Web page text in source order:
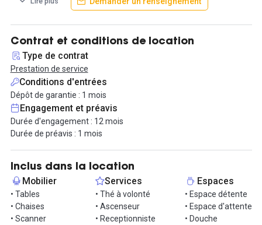
Les bureaux sont insonorisés, sécurisés, connectés et
Vous avez la possibilité de réserver en complément un rooftop ou
une salle loft réception pour vos événements ou temps forts
d’équipe.
Accessibilité :
- Ligne de bus 55 – arrêt "Centre de Tri Postal" à 250 m
- Rocades N124 et Arc-en-Ciel à proximité (sorties En Jacca,
Tournefeuille, La Crabe)
- places de parking + local vélos
Services additionnels :
- Accès à l’espace bien-être (soins à la carte)
- Locations possibles des lofts et du rooftop
Position géographique optimale entre les bassins d’activité de
Colomiers, Blagnac et Tournefeuille.
Contrat et conditions de location
Type de contrat
Prestation de service
Conditions d'entrées
Dépôt de garantie : 1 mois
Engagement et préavis
Durée d'engagement : 12 mois
Durée de préavis : 1 mois
Inclus dans la location
Mobilier
• Tables
• Chaises
• Scanner
Services
• Thé à volonté
• Ascenseur
• Receptionniste
Espaces
• Espace détente
• Espace d'attente
• Douche